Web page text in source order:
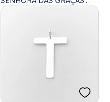
COM BORDAS CRAVEJADA